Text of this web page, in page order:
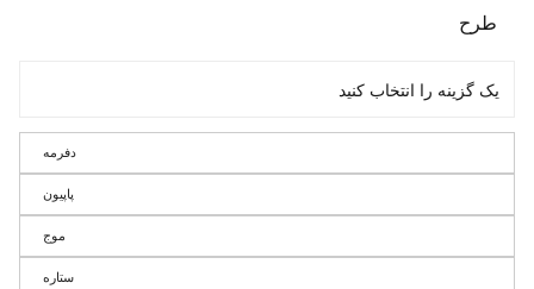
طرح
دفرمه
پاپیون
موج
ستاره